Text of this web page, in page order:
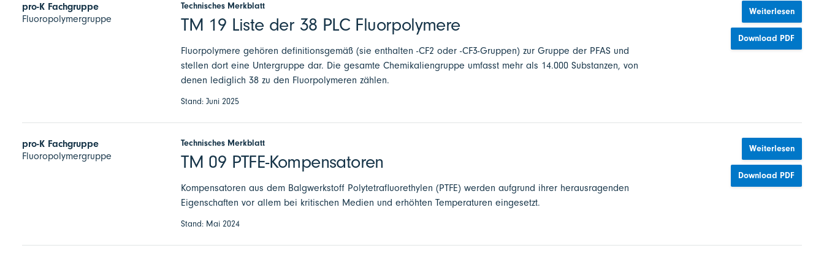
pro-K Fachgruppe
Fluoropolymergruppe
Technisches Merkblatt
TM 19 Liste der 38 PLC Fluorpolymere
Fluorpolymere gehören definitionsgemäß (sie enthalten -CF2 oder -CF3-Gruppen) zur Gruppe der PFAS und
stellen dort eine Untergruppe dar. Die gesamte Chemikaliengruppe umfasst mehr als 14.000 Substanzen, von
denen lediglich 38 zu den Fluorpolymeren zählen.
Stand: Juni 2025
Weiterlesen
Download PDF
pro-K Fachgruppe
Fluoropolymergruppe
Technisches Merkblatt
TM 09 PTFE-Kompensatoren
Kompensatoren aus dem Balgwerkstoff Polytetrafluorethylen (PTFE) werden aufgrund ihrer herausragenden
Eigenschaften vor allem bei kritischen Medien und erhöhten Temperaturen eingesetzt.
Stand: Mai 2024
Weiterlesen
Download PDF